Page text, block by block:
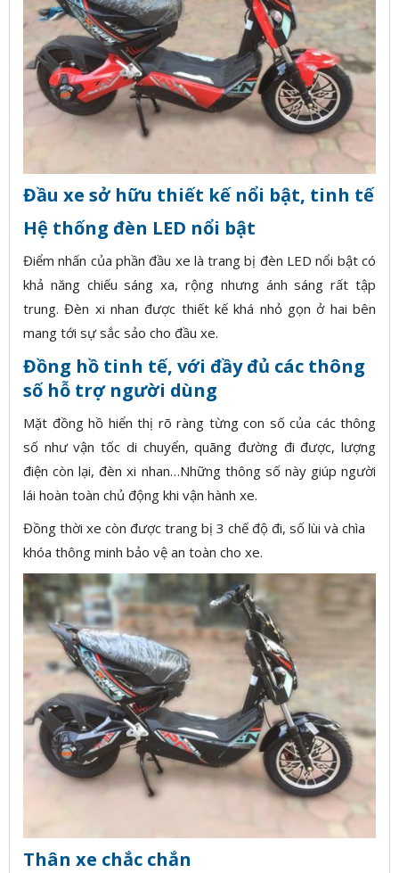
Đầu xe sở hữu thiết kế nổi bật, tinh tế
Hệ thống đèn LED nổi bật
Điểm nhấn của phần đầu xe là trang bị đèn LED nổi bật có
khả năng chiếu sáng xa, rộng nhưng ánh sáng rất tập
trung. Đèn xi nhan được thiết kế khá nhỏ gọn ở hai bên
mang tới sự sắc sảo cho đầu xe.
Đồng hồ tinh tế, với đầy đủ các thông
số hỗ trợ người dùng
Mặt đồng hồ hiển thị rõ ràng từng con số của các thông
số như vận tốc di chuyển, quãng đường đi được, lượng
điện còn lại, đèn xi nhan…Những thông số này giúp người
lái hoàn toàn chủ động khi vận hành xe.
Đồng thời xe còn được trang bị 3 chế độ đi, số lùi và chìa
khóa thông minh bảo vệ an toàn cho xe.
Thân xe chắc chắn